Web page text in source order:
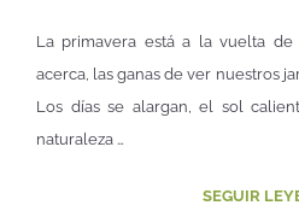
La primavera está a la vuelta
acerca, las ganas de ver nuestros
Los días se alargan, el sol
naturaleza …
SEGUIR